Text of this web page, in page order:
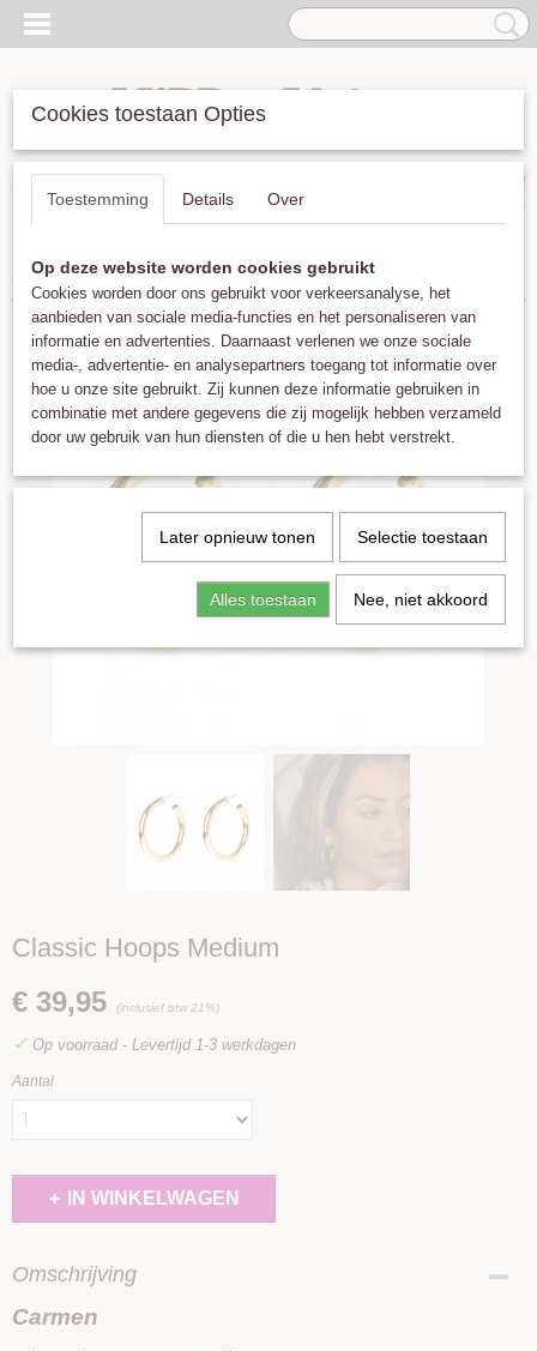
Inloggen Registreren
UW WINKELWAGEN
(0)
Home >Oorbellen> Classic Hoops Medium
Classic Hoops Medium
€ 39,95 (inclusief btw 21%)
✓ Op voorraad - Levertijd 1-3 werkdagen
Aantal
IN WINKELWAGEN
Omschrijving
Carmen
Cookies toestaan Opties
Toestemming Details Over
Op deze website worden cookies gebruikt
Cookies worden door ons gebruikt voor verkeersanalyse, het
aanbieden van sociale media-functies en het personaliseren van
informatie en advertenties. Daarnaast verlenen we onze sociale
media-, advertentie- en analysepartners toegang tot informatie over
hoe u onze site gebruikt. Zij kunnen deze informatie gebruiken in
combinatie met andere gegevens die zij mogelijk hebben verzameld
door uw gebruik van hun diensten of die u hen hebt verstrekt.
Later opnieuw tonen Selectie toestaan
Alles toestaan Nee, niet akkoord